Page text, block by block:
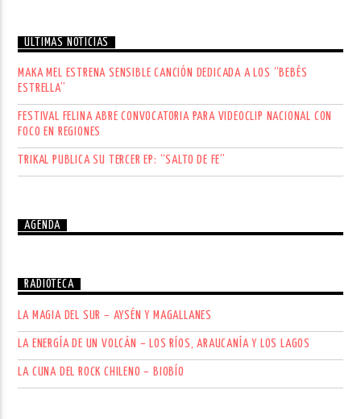
ÚLTIMAS NOTICIAS
MAKA MEL ESTRENA SENSIBLE CANCIÓN DEDICADA A LOS “BEBÉS
ESTRELLA”
FESTIVAL FELINA ABRE CONVOCATORIA PARA VIDEOCLIP NACIONAL CON
FOCO EN REGIONES
TRIKAL PUBLICA SU TERCER EP: “SALTO DE FE”
AGENDA
RADIOTECA
LA MAGIA DEL SUR – AYSÉN Y MAGALLANES
LA ENERGÍA DE UN VOLCÁN – LOS RÍOS, ARAUCANÍA Y LOS LAGOS
LA CUNA DEL ROCK CHILENO – BIOBÍO